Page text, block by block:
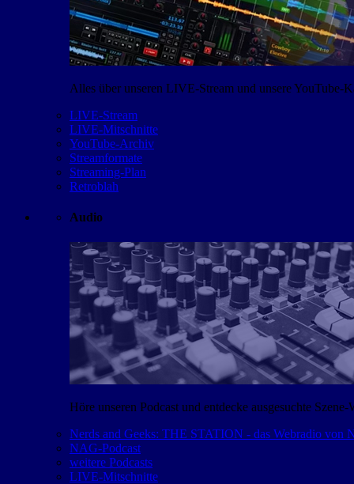
Alles über unseren LIVE-Stream und unsere YouTube-
LIVE-Stream
LIVE-Mitschnitte
YouTube-Archiv
Streamformate
Streaming-Plan
Retroblah
Audio
Höre unseren Podcast und entdecke ausgesuchte Szene-
Nerds and Geeks: THE STATION - das Webradio von
NAG-Podcast
weitere Podcasts
LIVE-Mitschnitte